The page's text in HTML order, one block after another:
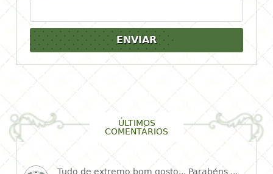
ENVIAR
ÚLTIMOS
COMENTÁRIOS
Tudo de extremo bom gosto... Parabéns ...